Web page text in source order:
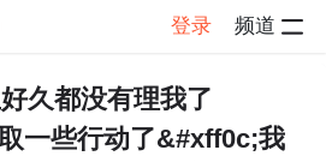
登录 频道
感慨 帖子详情
久都没有理我了
一些行动了&#xff0c;我